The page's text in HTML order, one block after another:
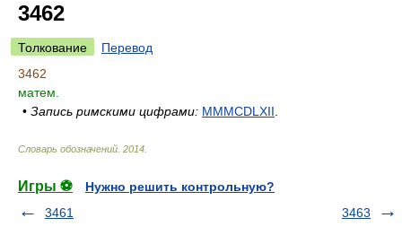
3462
Толкование
Перевод
3462
матем.
• Запись римскими цифрами: MMMCDLXII
Словарь обозначений 2014
Игры ⚽
Нужно решить контрольную?
3461
3463